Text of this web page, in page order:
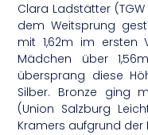
Clara Ladstätter
dem Weitsprung
mit 1,62m im ersten
Mädchen über
übersprang diese
Silber. Bronze ging
(Union Salzburg
Kramers aufgrund der